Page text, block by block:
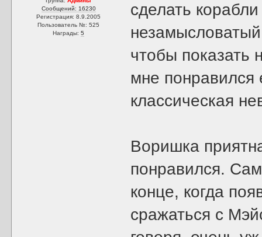
Сообщений: 16230
Регистрация: 8.9.2005
Пользователь №: 525
Награды:5
сделать
чтобы показать
мне понравился
классическая
Воришка
понравился.
конце, когда
сражаться с